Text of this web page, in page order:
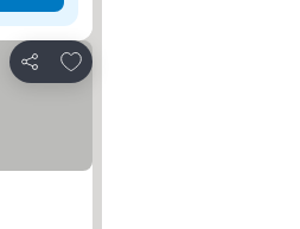
Megosztás
Hozzáadás a kedvencekhez